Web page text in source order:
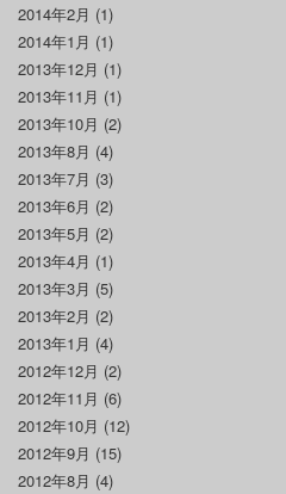
2014年2月 (1)
2014年1月 (1)
2013年12月 (1)
2013年11月 (1)
2013年10月 (2)
2013年8月 (4)
2013年7月 (3)
2013年6月 (2)
2013年5月 (2)
2013年4月 (1)
2013年3月 (5)
2013年2月 (2)
2013年1月 (4)
2012年12月 (2)
2012年11月 (6)
2012年10月 (12)
2012年9月 (15)
2012年8月 (4)